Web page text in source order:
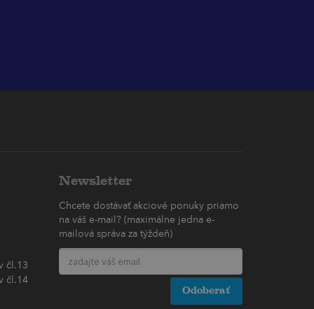
čl.13
čl.14
Newsletter
Chcete dostávať akciové ponuky priamo
na váš e-mail? (maximálne jedna e-
mailová správa za týždeň)
Odoberať